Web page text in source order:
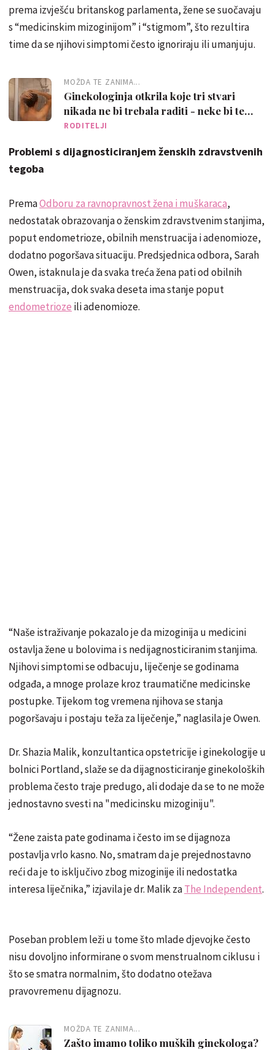
prema izvješću britanskog parlamenta, žene se suočavaju
s “medicinskim mizoginijom” i “stigmom”, što rezultira
time da se njihovi simptomi često ignoriraju ili umanjuju.
MOŽDA TE ZANIMA...
Ginekologinja otkrila koje tri stvari
nikada ne bi trebala raditi - neke bi te
mogle i iznenaditi
RODITELJI
Problemi s dijagnosticiranjem ženskih zdravstvenih
tegoba
PremaOdboru za ravnopravnost žena i muškaraca,
nedostatak obrazovanja o ženskim zdravstvenim stanjima,
poput endometrioze, obilnih menstruacija i adenomioze,
dodatno pogoršava situaciju. Predsjednica odbora, Sarah
Owen, istaknula je da svaka treća žena pati od obilnih
menstruacija, dok svaka deseta ima stanje poput
endometrioze ili adenomioze.
“Naše istraživanje pokazalo je da mizoginija u medicini
ostavlja žene u bolovima i s nedijagnosticiranim stanjima.
Njihovi simptomi se odbacuju, liječenje se godinama
odgađa, a mnoge prolaze kroz traumatične medicinske
postupke. Tijekom tog vremena njihova se stanja
pogoršavaju i postaju teža za liječenje,” naglasila je Owen.
Dr. Shazia Malik, konzultantica opstetricije i ginekologije u
bolnici Portland, slaže se da dijagnosticiranje ginekoloških
problema često traje predugo, ali dodaje da se to ne može
jednostavno svesti na "medicinsku mizoginiju".
“Žene zaista pate godinama i često im se dijagnoza
postavlja vrlo kasno. No, smatram da je prejednostavno
reći da je to isključivo zbog mizoginije ili nedostatka
interesa liječnika,” izjavila je dr. Malik zaThe Independent.
Poseban problem leži u tome što mlade djevojke često
nisu dovoljno informirane o svom menstrualnom ciklusu i
što se smatra normalnim, što dodatno otežava
pravovremenu dijagnozu.
MOŽDA TE ZANIMA...
Zašto imamo toliko muških ginekologa?